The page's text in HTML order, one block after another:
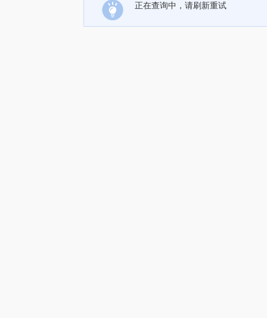
正在查询中，请刷新重试